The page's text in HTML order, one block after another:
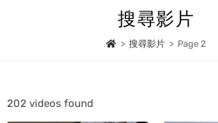
搜尋影片
> 搜尋影片 > Page 2
202 videos found